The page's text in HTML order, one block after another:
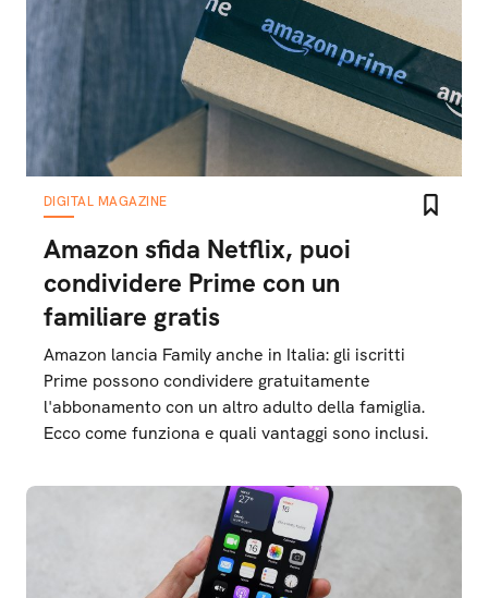
DIGITAL MAGAZINE
Amazon sfida Netflix, puoi
condividere Prime con un
familiare gratis
Amazon lancia Family anche in Italia: gli iscritti
Prime possono condividere gratuitamente
l'abbonamento con un altro adulto della famiglia.
Ecco come funziona e quali vantaggi sono inclusi.